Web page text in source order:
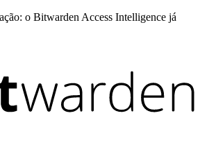
o Bitwarden Access Intelligence já